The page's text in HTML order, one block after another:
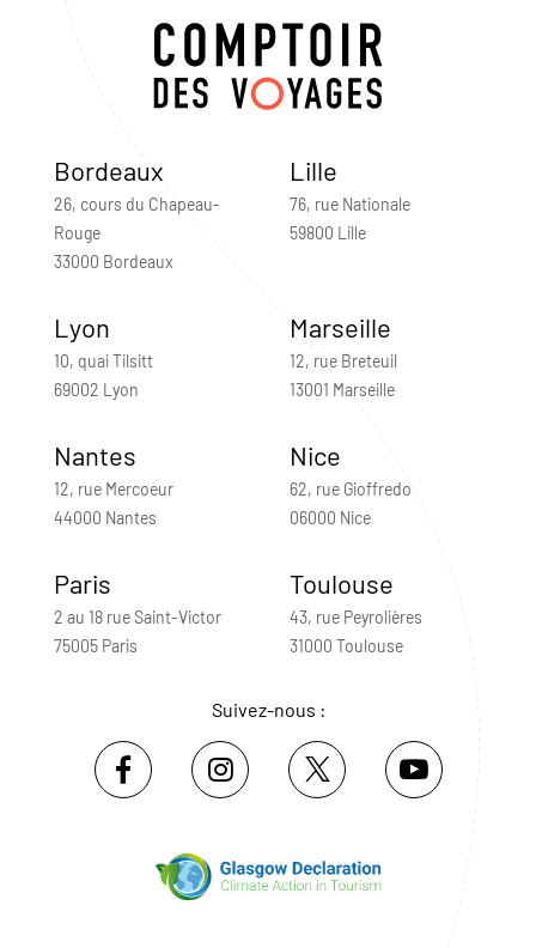
Bordeaux
26, cours du Chapeau-
Rouge
33000 Bordeaux
Lille
76, rue Nationale
59800 Lille
Lyon
10, quai Tilsitt
69002 Lyon
Marseille
12, rue Breteuil
13001 Marseille
Nantes
12, rue Mercoeur
44000 Nantes
Nice
62, rue Gioffredo
06000 Nice
Paris
2 au 18 rue Saint-Victor
75005 Paris
Toulouse
43, rue Peyrolières
31000 Toulouse
Suivez-nous :